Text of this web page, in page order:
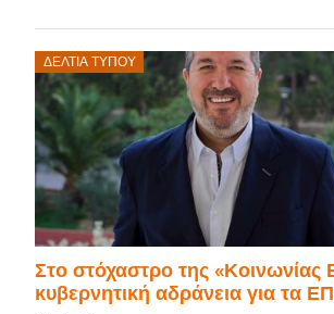
ΔΕΛΤΊΑ ΤΎΠΟΥ
Στο στόχαστρο της «Κοινωνίας
κυβερνητική αδράνεια για τα
Posted
on